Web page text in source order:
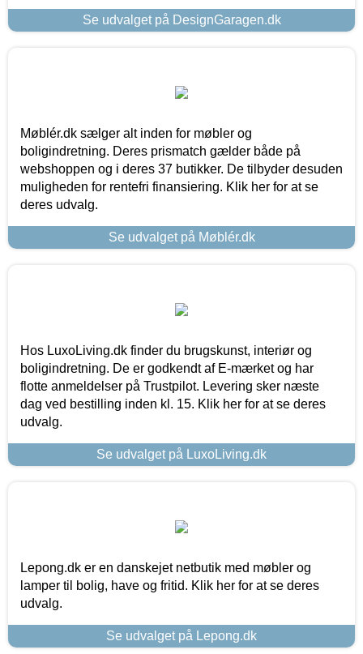
Se udvalget på DesignGaragen.dk
Møblér.dk sælger alt inden for møbler og
boligindretning. Deres prismatch gælder både på
webshoppen og i deres 37 butikker. De tilbyder desuden
muligheden for rentefri finansiering. Klik her for at se
deres udvalg.
Se udvalget på Møblér.dk
Hos LuxoLiving.dk finder du brugskunst, interiør og
boligindretning. De er godkendt af E-mærket og har
flotte anmeldelser på Trustpilot. Levering sker næste
dag ved bestilling inden kl. 15. Klik her for at se deres
udvalg.
Se udvalget på LuxoLiving.dk
Lepong.dk er en danskejet netbutik med møbler og
lamper til bolig, have og fritid. Klik her for at se deres
udvalg.
Se udvalget på Lepong.dk